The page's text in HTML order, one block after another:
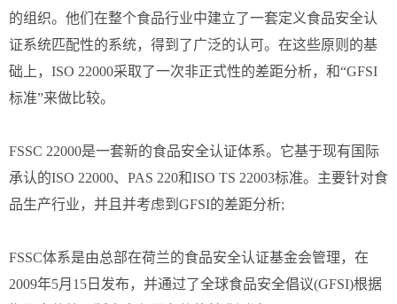
的组织。他们在整个食品行业中建立了一套定义食品安全认
证系统匹配性的系统，得到了广泛的认可。在这些原则的基
础上，ISO 22000采取了一次非正式性的差距分析，和“GFSI
标准”来做比较。
FSSC 22000是一套新的食品安全认证体系。它基于现有国际
承认的ISO 22000、PAS 220和ISO TS 22003标准。主要针对食
品生产行业，并且并考虑到GFSI的差距分析;
FSSC体系是由总部在荷兰的食品安全认证基金会管理，在
2009年5月15日发布，并通过了全球食品安全倡议(GFSI)根据